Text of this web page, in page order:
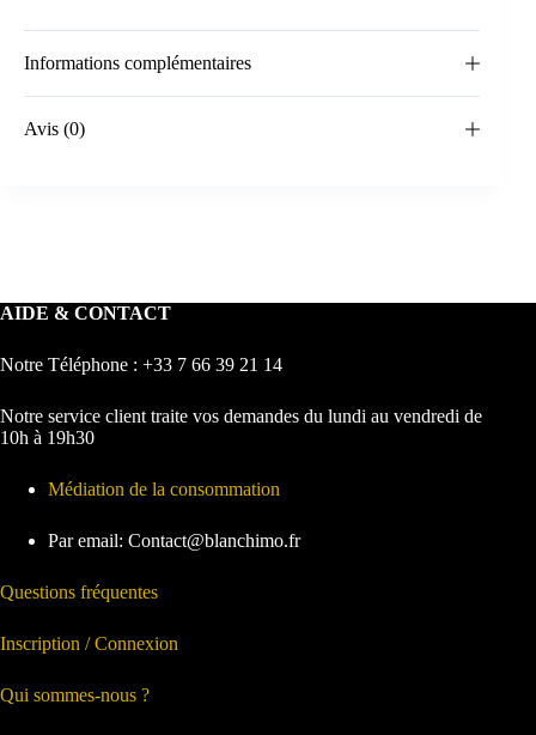
Informations complémentaires
Avis (0)
AIDE & CONTACT
Notre Téléphone : +33 7 66 39 21 14
Notre service client traite vos demandes du lundi au vendredi de
10h à 19h30
Médiation de la consommation
Par email: Contact@blanchimo.fr
Questions fréquentes
Inscription / Connexion
Qui sommes-nous ?